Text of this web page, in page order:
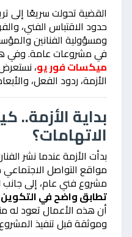
القضية تحولت سريعًا إلى
حدود الاقتباس الفني،
ومسؤولية الفنانين
في مشروعات عامة. وفي
ميكسات فور يو،
الأزمة، ردود الفعل،
بداية
الاتهامات؟
بدأت الأزمة عندما نشر
مواقع التواصل
مشروع فني عام، إلى جانب
تطابق واضح في التكوين
أن هذه الأعمال تعود له
وموثقة قبل تنفيذ